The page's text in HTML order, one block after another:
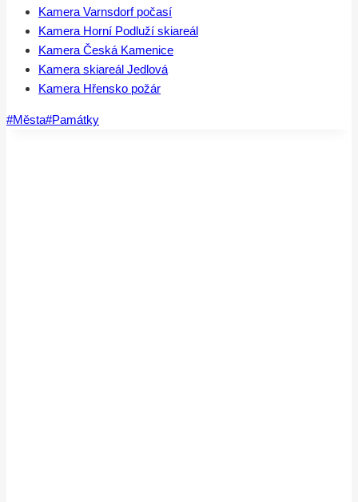
Kamera Varnsdorf počasí
Kamera Horní Podluží skiareál
Kamera Česká Kamenice
Kamera skiareál Jedlová
Kamera Hřensko požár
Štítky
#Města#Památky